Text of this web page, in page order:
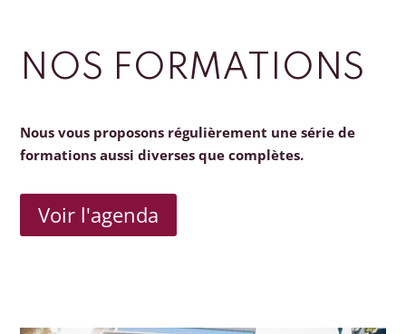
NOS FORMATIONS
Nous vous proposons régulièrement une série de
formations aussi diverses que complètes.
Voir l'agenda